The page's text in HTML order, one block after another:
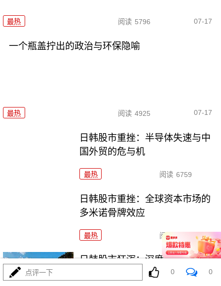
最热 阅读 5796 07-17
一个瓶盖拧出的政治与环保隐喻
最热 阅读 4925 07-17
日韩股市重挫：半导体失速与中
国外贸的危与机
最热 阅读 6759
日韩股市重挫：全球资本市场的
多米诺骨牌效应
最热 阅读 5655
日韩股市狂泻：深度解析与投资
点评一下 0 0